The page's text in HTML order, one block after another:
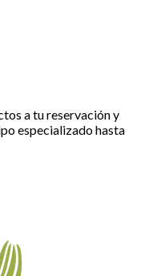
a tu reservación y
especializado hasta